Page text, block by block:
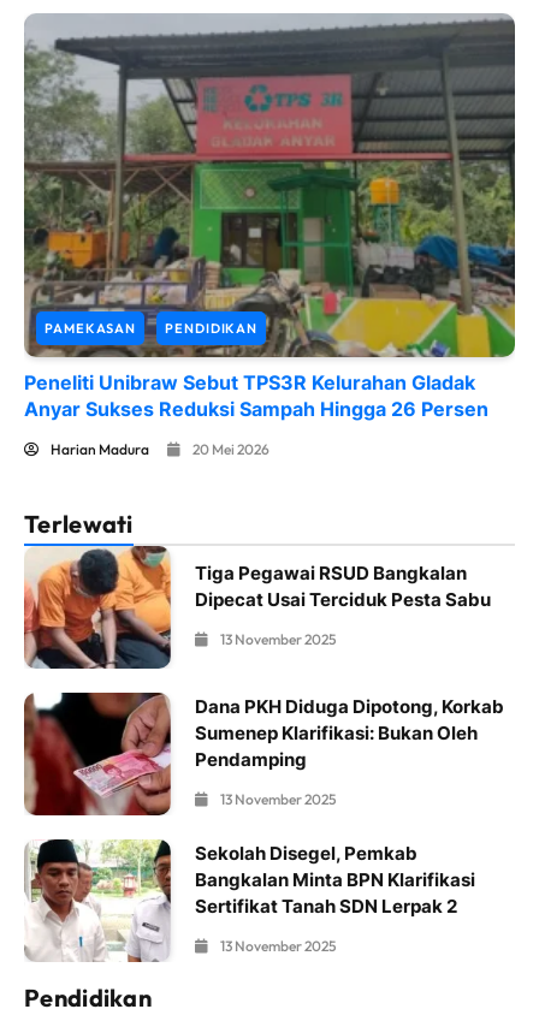
PAMEKASAN PENDIDIKAN
Peneliti Unibraw Sebut TPS3R Kelurahan Gladak
Anyar Sukses Reduksi Sampah Hingga 26 Persen
Harian Madura 20 Mei 2026
Terlewati
Tiga Pegawai RSUD Bangkalan
Dipecat Usai Terciduk Pesta Sabu
13 November 2025
Dana PKH Diduga Dipotong, Korkab
Sumenep Klarifikasi: Bukan Oleh
Pendamping
13 November 2025
Sekolah Disegel, Pemkab
Bangkalan Minta BPN Klarifikasi
Sertifikat Tanah SDN Lerpak 2
13 November 2025
Pendidikan